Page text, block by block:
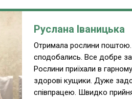
Руслана Іваницька
Отримала рослини
сподобались. Все добре
Рослини приїхали в гарному
здорові кущики. Дуже
співпрацею. Швидко